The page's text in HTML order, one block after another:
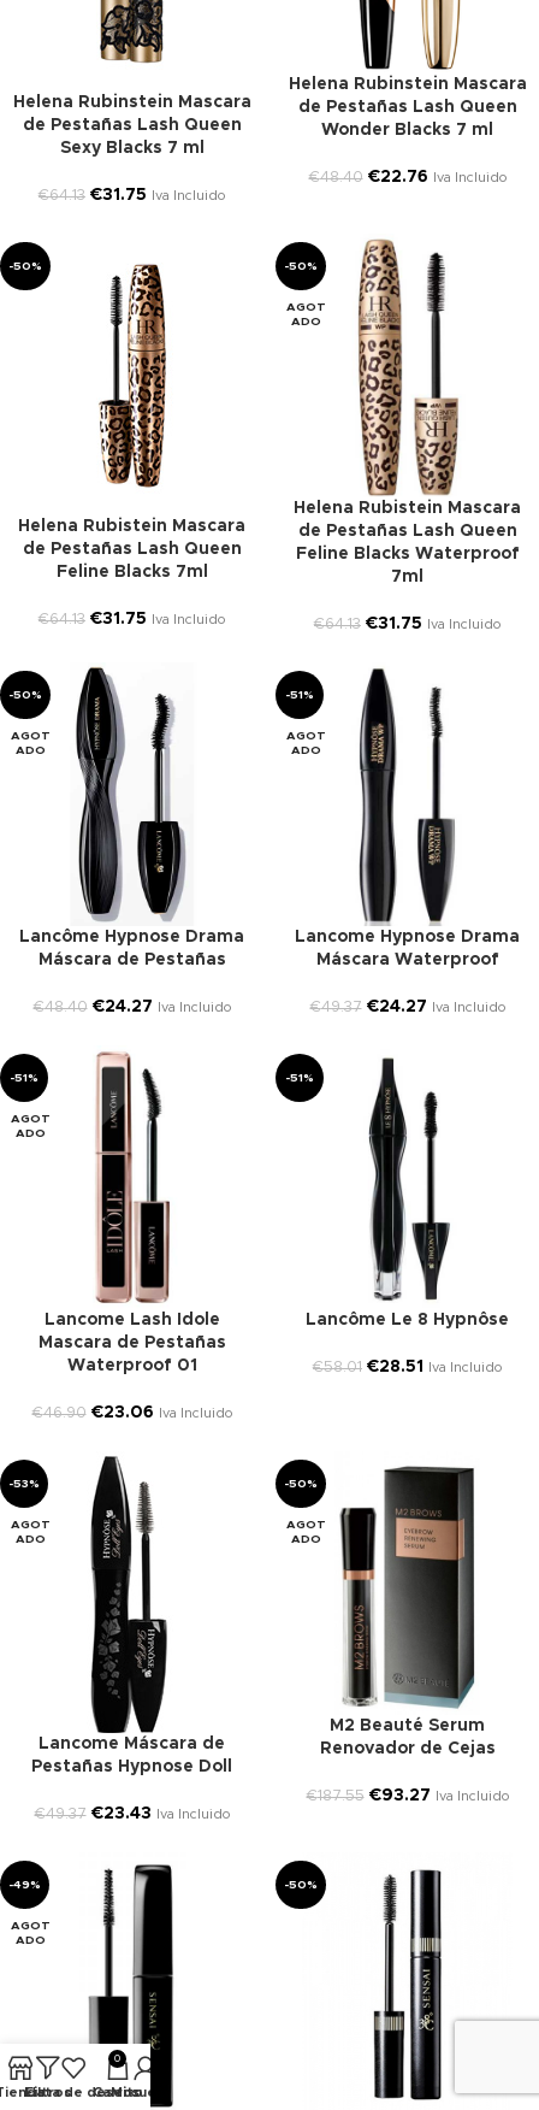
Helena Rubinstein Mascara
de Pestañas Lash Queen
Sexy Blacks 7 ml
€64.13 €31.75 Iva Incluido
Helena Rubinstein Mascara
de Pestañas Lash Queen
Wonder Blacks 7 ml
€48.40 €22.76 Iva Incluido
-50%
Helena Rubistein Mascara
de Pestañas Lash Queen
Feline Blacks 7ml
€64.13 €31.75 Iva Incluido
-50%
AGOT
ADO
Helena Rubistein Mascara
de Pestañas Lash Queen
Feline Blacks Waterproof
7ml
€64.13 €31.75 Iva Incluido
-50%
AGOT
ADO
Lancôme Hypnose Drama
Máscara de Pestañas
€48.40 €24.27 Iva Incluido
-51%
AGOT
ADO
Lancome Hypnose Drama
Máscara Waterproof
€49.37 €24.27 Iva Incluido
-51%
AGOT
ADO
Lancome Lash Idole
Mascara de Pestañas
Waterproof 01
€46.90 €23.06 Iva Incluido
-51%
Lancôme Le 8 Hypnôse
€58.01 €28.51 Iva Incluido
-53%
AGOT
ADO
Lancome Máscara de
Pestañas Hypnose Doll
€49.37 €23.43 Iva Incluido
-50%
AGOT
ADO
M2 Beauté Serum
Renovador de Cejas
€187.55 €93.27 Iva Incluido
-49%
AGOT
ADO
-50%
Filtros
Lista de deseos
0
Carrito
Mi cuenta